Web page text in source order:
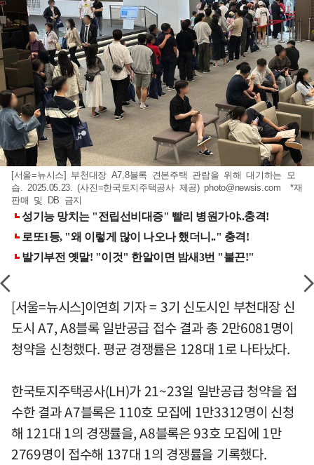
[서울=뉴시스] 부천대장 A7,8블록 견본주택 관람을 위해 대기하는 모
습. 2025.05.23. (사진=한국토지주택공사 제공)photo@newsis.com *재
판매 및 DB 금지
[서울=뉴시스]이연희 기자 = 3기 신도시인 부천대장 신
도시 A7, A8블록 일반공급 접수 결과 총 2만6081명이
청약을 신청했다. 평균 경쟁률은 128대 1로 나타났다.
한국토지주택공사(LH)가 21~23일 일반공급 청약을 접
수한 결과 A7블록은 110호 모집에 1만3312명이 신청
해 121대 1의 경쟁률을, A8블록은 93호 모집에 1만
2769명이 접수해 137대 1의 경쟁률을 기록했다.